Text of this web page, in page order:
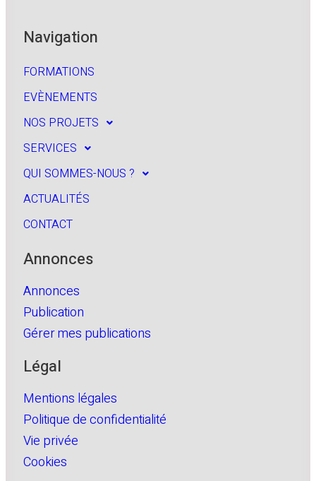
Navigation
FORMATIONS
EVÈNEMENTS
NOS PROJETS
SERVICES
QUI SOMMES-NOUS ?
ACTUALITÉS
CONTACT
Annonces
Annonces
Publication
Gérer mes publications
Légal
Mentions légales
Politique de confidentialité
Vie privée
Cookies